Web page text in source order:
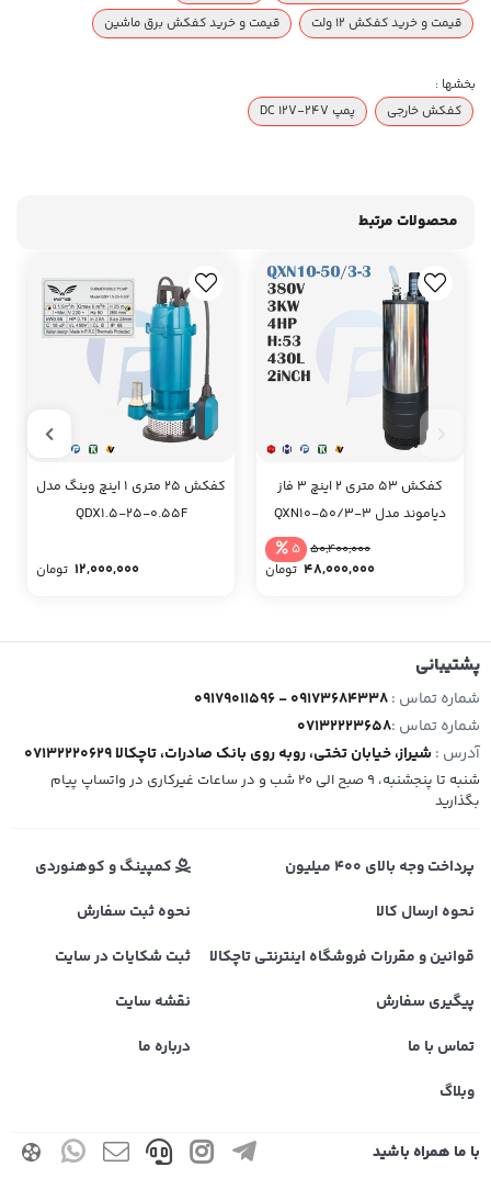
قیمت و خرید کفکش 12 ولت
قیمت و خرید کفکش برق ماشین
بخشها :
کفکش خارجی
پمپ DC 12V-24V
محصولات مرتبط
کفکش 53 متری 2 اینچ 3 فاز
دیاموند مدل QXN10-50/3-3
50,400,000
5
48,000,000 تومان
کفکش 25 متری 1 اینچ وینگ مدل
QDX1.5-25-0.55F
12,000,000 تومان
پشتیبانی
شماره تماس :09179011596 - 09173684338
شماره تماس :07132223658
آدرس :شیراز، خیابان تختی، روبه روی بانک صادرات، تاچکالا 07132220629
شنبه تا پنجشنبه، 9 صبح الی 20 شب و در ساعات غیرکاری در واتساپ پیام
بگذارید
پرداخت وجه بالای 400 میلیون
کمپینگ و کوهنوردی
نحوه ارسال کالا
نحوه ثبت سفارش
قوانین و مقررات فروشگاه اینترنتی تاچکالا
ثبت شکایات در سایت
پیگیری سفارش
نقشه سایت
تماس با ما
درباره ما
وبلاگ
با ما همراه باشید